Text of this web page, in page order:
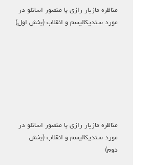
مناظره مازیار رازی با منصور اسانلو در
مورد سندیکالیسم و انقلاب (بخش اول)
مناظره مازیار رازی با منصور اسانلو در
مورد سندیکالیسم و انقلاب (بخش
دوم)